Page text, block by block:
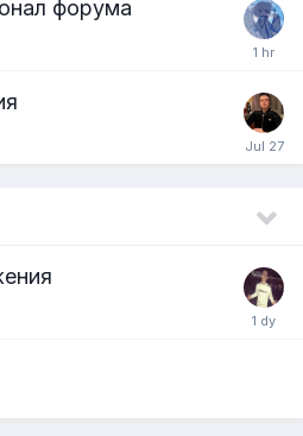
форума